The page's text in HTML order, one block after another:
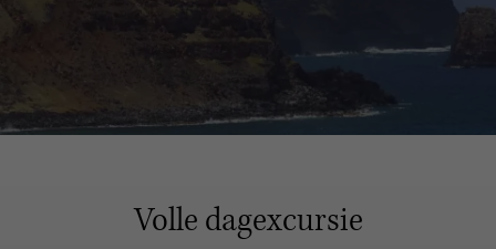
Volle dagexcursie